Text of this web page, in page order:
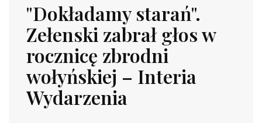
"Dokładamy starań".
Zełenski zabrał głos w
rocznicę zbrodni
wołyńskiej – Interia
Wydarzenia